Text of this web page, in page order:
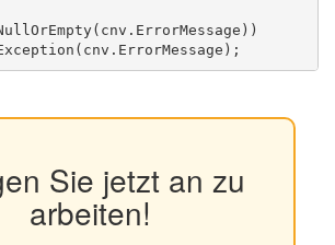
Sie jetzt an zu
arbeiten!